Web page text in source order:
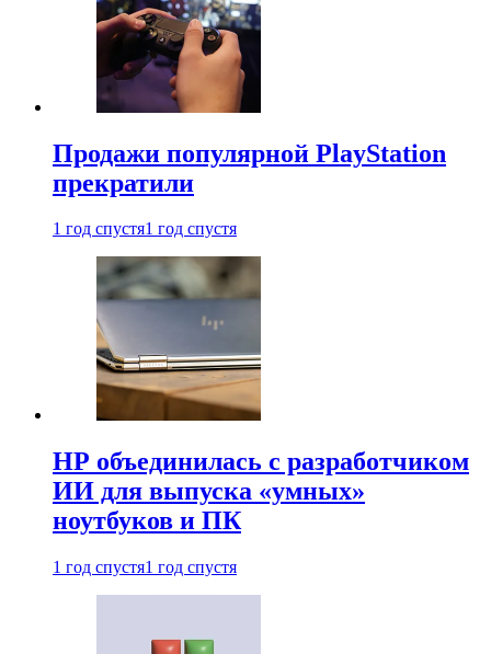
Продажи популярной PlayStation
прекратили
1 год спустя1 год спустя
HP объединилась с разработчиком
ИИ для выпуска «умных»
ноутбуков и ПК
1 год спустя1 год спустя